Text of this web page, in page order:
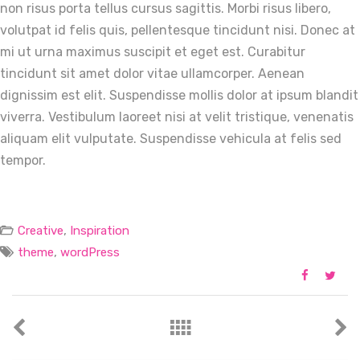
non risus porta tellus cursus sagittis. Morbi risus libero,
volutpat id felis quis, pellentesque tincidunt nisi. Donec at
mi ut urna maximus suscipit et eget est. Curabitur
tincidunt sit amet dolor vitae ullamcorper. Aenean
dignissim est elit. Suspendisse mollis dolor at ipsum blandit
viverra. Vestibulum laoreet nisi at velit tristique, venenatis
aliquam elit vulputate. Suspendisse vehicula at felis sed
tempor.
Creative, Inspiration
theme, wordPress